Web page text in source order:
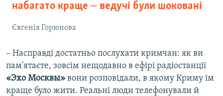
набагато краще ‒ ведучі були шоковані
Євгенія Горюнова
– Насправді достатньо послухати кримчан: як ви
пам'ятаєте, зовсім нещодавно в ефірі радіостанції
«Эхо Москвы» вони розповідали, в якому Криму їм
краще було жити. Реальні люди телефонували й